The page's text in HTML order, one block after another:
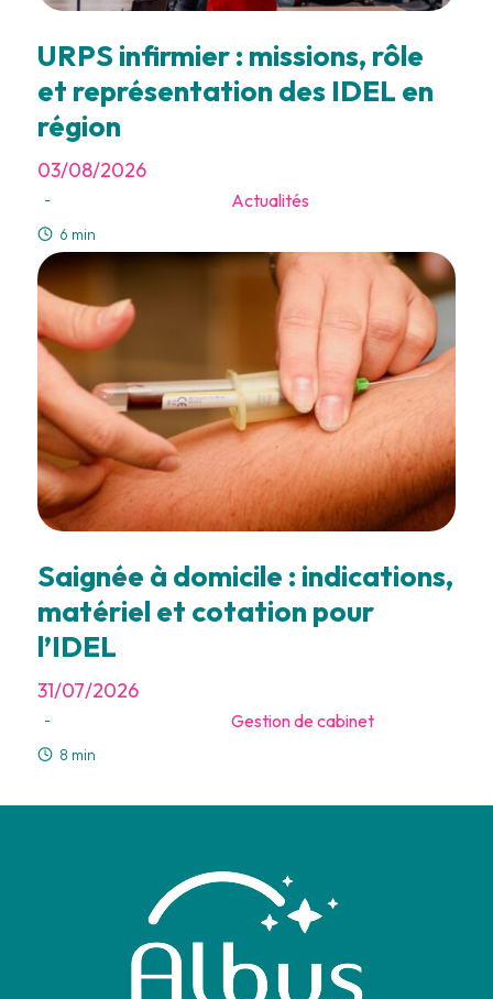
URPS infirmier : missions, rôle
et représentation des IDEL en
région
03/08/2026
- Actualités
6 min
Saignée à domicile : indications,
matériel et cotation pour
l’IDEL
31/07/2026
- Gestion de cabinet
8 min